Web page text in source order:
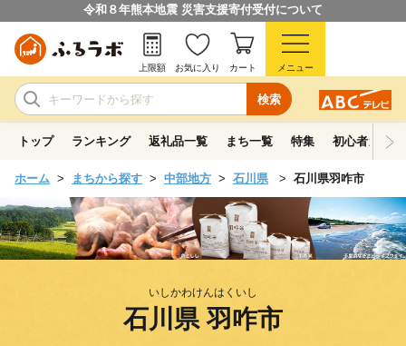
令和８年熊本地震 災害支援寄付受付について
検索
上限額 お気に入り カート メニュー
トップ ランキング 返礼品一覧 まち一覧 特集 初心者ガイド
ホーム まちから探す 中部地方 石川県 石川県羽咋市
いしかわけんはくいし
石川県 羽咋市